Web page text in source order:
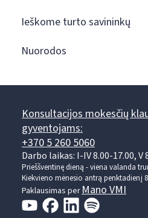
Ieškome turto savininkų
Nuorodos
Konsultacijos mokesčių
gyventojams:
+370 5 260 5060
Darbo laikas: I-IV 8.00-17.00, V
Prieššventinę dieną - viena valanda
Kiekvieno mėnesio antrą penktadienį
Paklausimas perMano VMI